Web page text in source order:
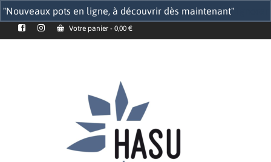
"Nouveaux pots en ligne, à découvrir dès maintenant"
Votre panier - 0,00 €